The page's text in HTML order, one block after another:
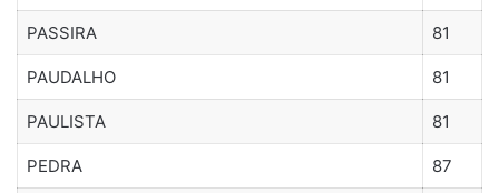
PASSIRA 81
PAUDALHO 81
PAULISTA 81
PEDRA 87